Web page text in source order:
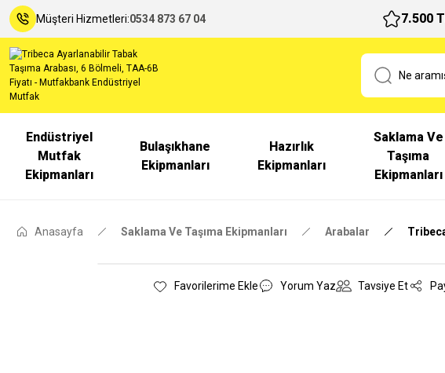
Müşteri Hizmetleri:0534 873 67 04 7.500
Endüstriyel
Mutfak
Ekipmanları
Bulaşıkhane
Ekipmanları
Hazırlık
Ekipmanları
Saklama Ve
Taşıma
Ekipmanları
Anasayfa Saklama Ve Taşıma Ekipmanları Arabalar
Yorum Yaz Tavsiye Et